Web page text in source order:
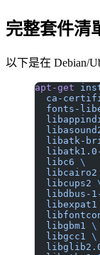
完整套件清
以下是在 Debian/
apt-get
ca-
fonts-
libatk-
  libc6
\
  libcairo2
  libcups2
libdbus-
  libexpat1
  libgbm1
\
  libgcc1
\